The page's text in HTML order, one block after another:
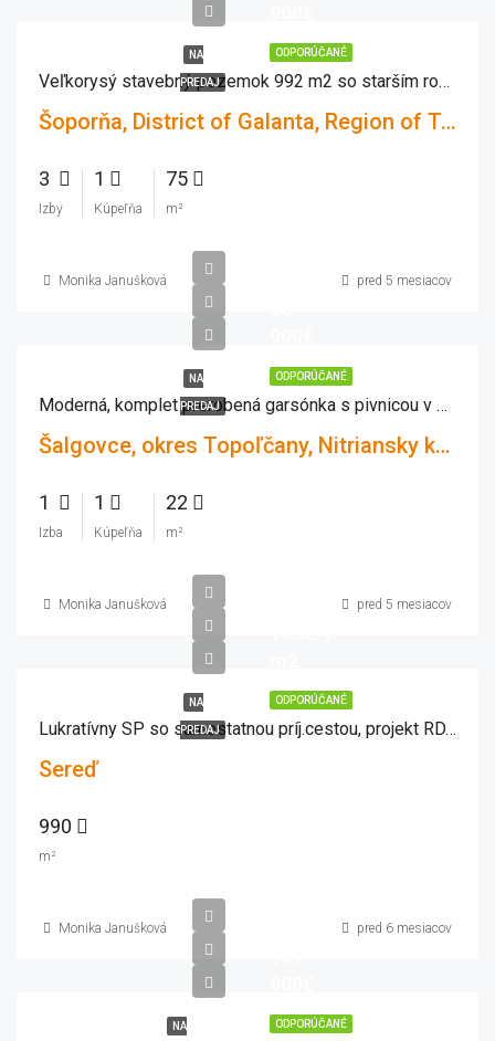
ODPORÚČANÉ
NA
PREDAJ Veľkorysý stavebný pozemok 992 m2 so starším rodinný domom
Šoporňa, District of Galanta, Region of Trnava, Western Slovakia, 925 52, Slovakia
3
Izby
1
Kúpeľňa
75
m²
Monika Janušková pred 5 mesiacov
ODPORÚČANÉ
NA
PREDAJ Moderná, komplet prerobená garsónka s pivnicou v obci Šalgovce-ihneď voľná !
Šalgovce, okres Topoľčany, Nitriansky kraj, Západné Slovensko, 956 06, Slovensko
1
Izba
1
Kúpeľňa
22
m²
Monika Janušková pred 5 mesiacov
ODPORÚČANÉ
NA
PREDAJ Lukratívny SP so samostatnou príj.cestou, projekt RD, 990 m2
Sereď
990
m²
Monika Janušková pred 6 mesiacov
ODPORÚČANÉ
NA